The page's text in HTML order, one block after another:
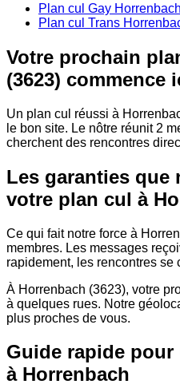
Plan cul Gay Horrenbach
Plan cul Trans
Votre prochain
(3623) commence
Un plan cul réussi à
le bon site. Le nôtre réunit 2
cherchent des rencontres
Les garanties
votre plan cul à
Ce qui fait notre force à
membres. Les messages
rapidement, les rencontres se
À Horrenbach (3623), votre
à quelques rues. Notre
plus proches de vous.
Guide rapide
à Horrenbach